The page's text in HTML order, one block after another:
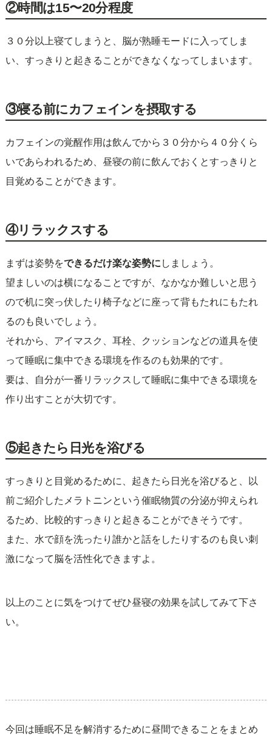
②時間は15〜20分程度
３０分以上寝てしまうと、脳が熟睡モードに入ってしま
い、すっきりと起きることができなくなってしまいます。
③寝る前にカフェインを摂取する
カフェインの覚醒作用は飲んでから３０分から４０分くら
いであらわれるため、昼寝の前に飲んでおくとすっきりと
目覚めることができます。
④リラックスする
まずは姿勢をできるだけ楽な姿勢に しましょう。
望ましいのは横になることですが、なかなか難しいと思う
ので机に突っ伏したり椅子などに座って背もたれにもたれ
るのも良いでしょう。
それから、アイマスク、耳栓、クッションなどの道具を使
って睡眠に集中できる環境を作るのも効果的です。
要は、自分が一番リラックスして睡眠に集中できる環境を
作り出すことが大切です。
⑤起きたら日光を浴びる
すっきりと目覚めるために、起きたら日光を浴びると、以
前ご紹介したメラトニンという催眠物質の分泌が抑えられ
るため、比較的すっきりと起きることができそうです。
また、水で顔を洗ったり誰かと話をしたりするのも良い刺
激になって脳を活性化できますよ。
以上のことに気をつけてぜひ昼寝の効果を試してみて下さ
い。
今回は睡眠不足を解消するために昼間できることをまとめ